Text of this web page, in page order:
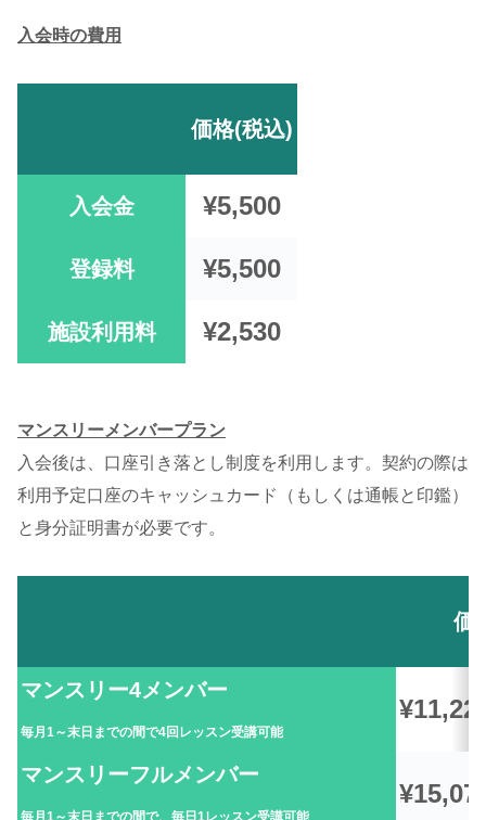
入会時の費用
価格(税込)
入会金 ¥5,500
登録料 ¥5,500
施設利用料 ¥2,530
マンスリーメンバープラン
入会後は、口座引き落とし制度を利用します。契約の際は
利用予定口座のキャッシュカード（もしくは通帳と印鑑）
と身分証明書が必要です。
価
マンスリー4メンバー
毎月1～末日までの間で4回レッスン受講可能
マンスリーフルメンバー
毎月1～末日までの間で、毎日1レッスン受講可能